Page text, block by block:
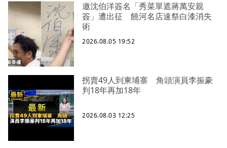
邀沈伯洋簽名「秀菜單遮蔣萬安親
簽」遭出征 饒河名店速祭白漆消失
術
2026.08.05 19:52
拐賣49人到柬埔寨 角頭演員李振豪
判18年再加18年
2026.08.03 12:25